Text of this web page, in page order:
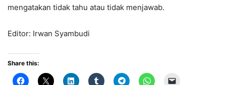
mengatakan tidak tahu atau tidak menjawab.
Editor: Irwan Syambudi
Share this: